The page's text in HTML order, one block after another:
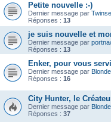
Petite nouvelle :-)
Dernier message par
Réponses : 13
je suis nouvelle et
Dernier message par
Réponses : 13
Enker, pour vous
Dernier message par
Réponses : 16
City Hunter, le
Dernier message par
Réponses : 37